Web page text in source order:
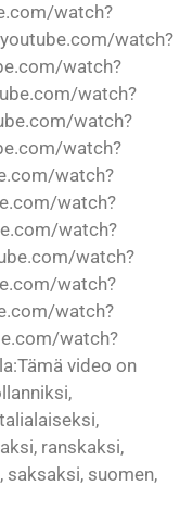
watch?
watch?
watch?
watch?
watch?
watch?
watch?
watch?
watch?
watch?
watch?
watch?
watch?
video on
ranskaksi,
suomen,